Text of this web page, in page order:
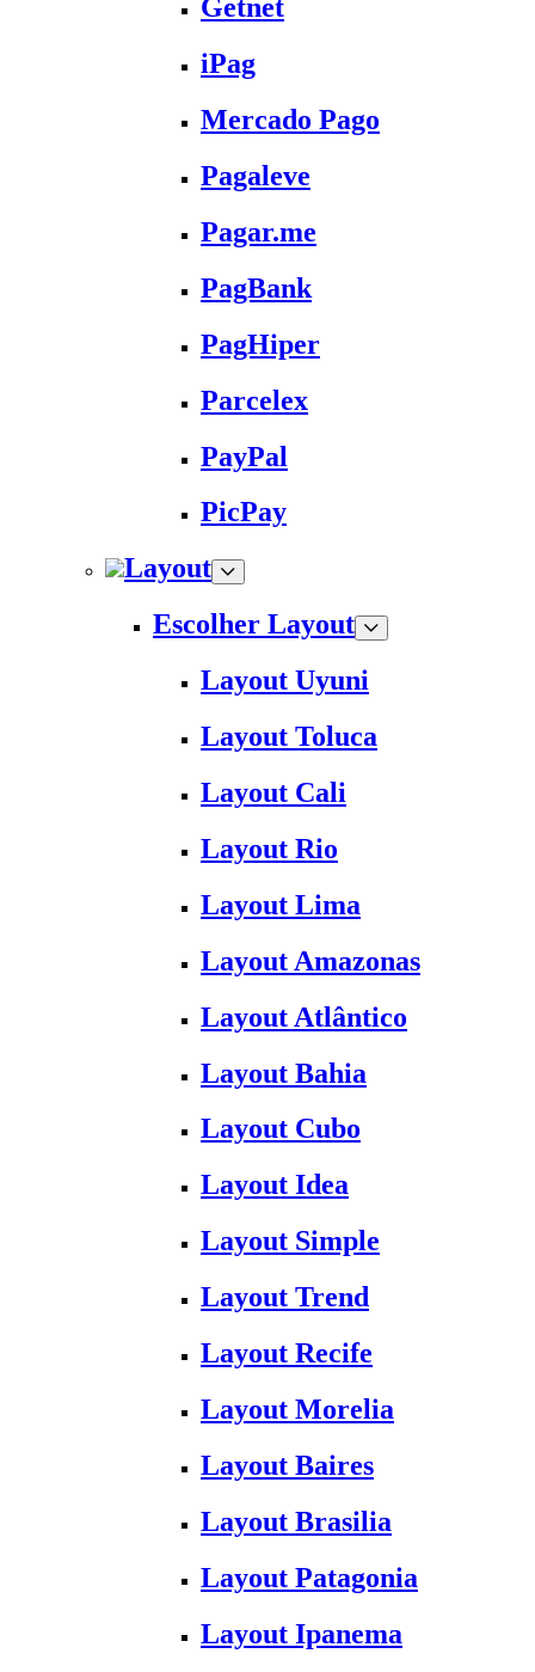
Getnet
iPag
Mercado Pago
Pagaleve
Pagar.me
PagBank
PagHiper
Parcelex
PayPal
PicPay
Layout
Escolher Layout
Layout Uyuni
Layout Toluca
Layout Cali
Layout Rio
Layout Lima
Layout Amazonas
Layout Atlântico
Layout Bahia
Layout Cubo
Layout Idea
Layout Simple
Layout Trend
Layout Recife
Layout Morelia
Layout Baires
Layout Brasilia
Layout Patagonia
Layout Ipanema